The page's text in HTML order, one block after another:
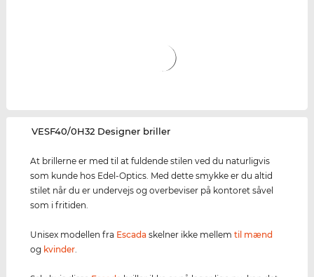
‌VESF40/0H32 Designer briller
At brillerne er med til at fuldende stilen ved du naturligvis
som kunde hos Edel-Optics. Med dette smykke er du altid
stilet når du er undervejs og overbeviser på kontoret såvel
som i fritiden.
Unisex modellen fra Escada skelner ikke mellemtil mænd
og kvinder